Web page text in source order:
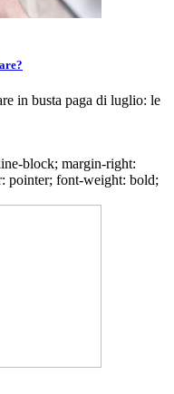
in busta paga di luglio: le
block; margin-right:
pointer; font-weight: bold;